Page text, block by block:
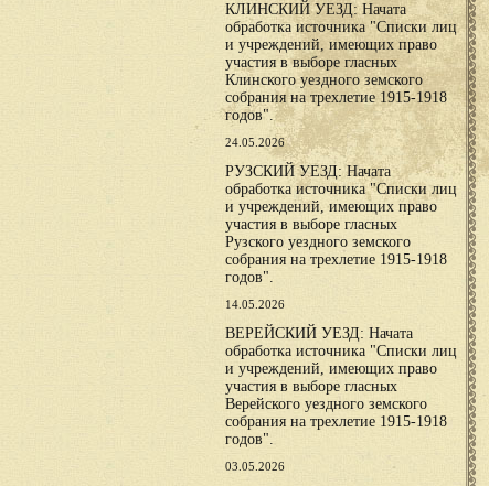
КЛИНСКИЙ УЕЗД: Начата
обработка источника "Списки лиц
и учреждений, имеющих право
участия в выборе гласных
Клинского уездного земского
собрания на трехлетие 1915-1918
годов".
24.05.2026
РУЗСКИЙ УЕЗД: Начата
обработка источника "Списки лиц
и учреждений, имеющих право
участия в выборе гласных
Рузского уездного земского
собрания на трехлетие 1915-1918
годов".
14.05.2026
ВЕРЕЙСКИЙ УЕЗД: Начата
обработка источника "Списки лиц
и учреждений, имеющих право
участия в выборе гласных
Верейского уездного земского
собрания на трехлетие 1915-1918
годов".
03.05.2026